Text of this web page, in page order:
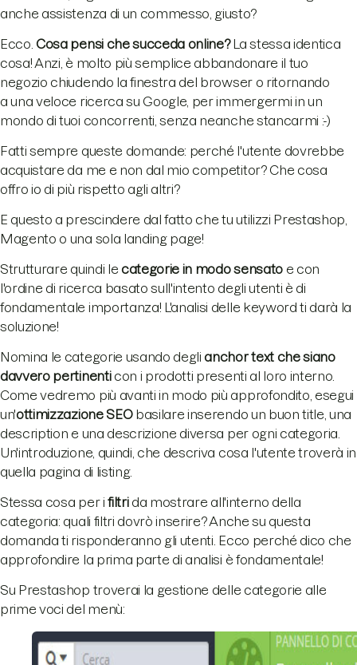
anche assistenza di un commesso, giusto?
Ecco.Cosa pensi che succeda online?La stessa identica
cosa! Anzi, è molto più semplice abbandonare il tuo
negozio chiudendo la finestra del browser o ritornando
a una veloce ricerca su Google, per immergermi in un
mondo di tuoi concorrenti, senza neanche stancarmi :-)
Fatti sempre queste domande: perché l'utente dovrebbe
acquistare da me e non dal mio competitor? Che cosa
offro io di più rispetto agli altri?
E questo a prescindere dal fatto che tu utilizzi Prestashop,
Magento o una sola landing page!
Strutturare quindi le categorie in modo sensatoe con
l'ordine di ricerca basato sull'intento degli utenti è di
fondamentale importanza! L'analisi delle keyword ti darà la
soluzione!
Nomina le categorie usando degli anchor text che siano
davvero pertinenticon i prodotti presenti al loro interno.
Come vedremo più avanti in modo più approfondito, esegui
un'ottimizzazione SEObasilare inserendo un buon title, una
description e una descrizione diversa per ogni categoria.
Un'introduzione, quindi, che descriva cosa l'utente troverà in
quella pagina di listing.
Stessa cosa per ifiltrida mostrare all'interno della
categoria: quali filtri dovrò inserire? Anche su questa
domanda ti risponderanno gli utenti. Ecco perché dico che
approfondire la prima parte di analisi è fondamentale!
Su Prestashop troverai la gestione delle categorie alle
prime voci del menù: